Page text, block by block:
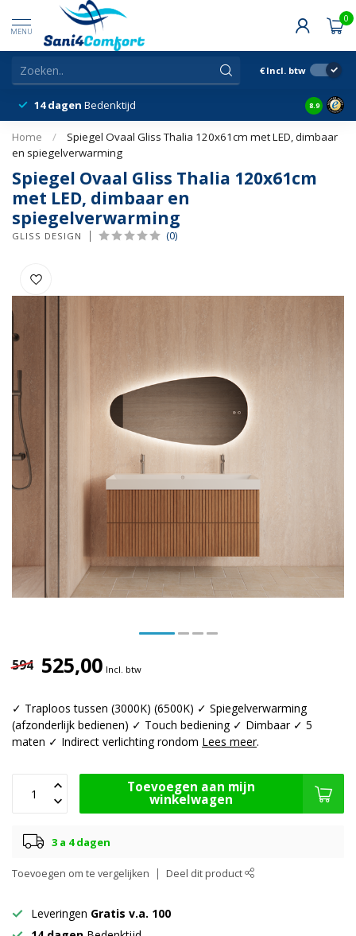
MENU
0
€ Incl. btw
14 dagen Bedenktijd Snelle
8.9
Home /
Spiegel Ovaal Gliss Thalia 120x61cm met LED, dimbaar
en spiegelverwarming
Spiegel Ovaal Gliss Thalia 120x61cm
met LED, dimbaar en
spiegelverwarming
GLISS DESIGN (0)
594 525,00 Incl. btw
✓ Traploos tussen (3000K) (6500K) ✓ Spiegelverwarming
(afzonderlijk bedienen) ✓ Touch bediening ✓ Dimbaar ✓ 5
maten ✓ Indirect verlichting rondom Lees meer.
Toevoegen aan mijn
winkelwagen
3 a 4 dagen
Toevoegen om te vergelijken Deel dit product
Leveringen Gratis v.a. 100